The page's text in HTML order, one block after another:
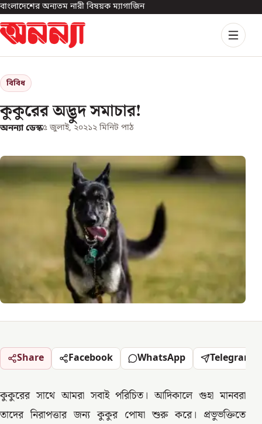
বাংলাদেশের অন্যতম নারী বিষয়ক ম্যাগাজিন
বিবিধ
কুকুরের অদ্ভুদ সমাচার!
অনন্যা ডেস্ক৫ জুলাই, ২০২১২ মিনিট পাঠ
Share Facebook WhatsApp Telegram
কুকুরের সাথে আমরা সবাই পরিচিত। আদিকালে গুহা মানবরা
তাদের নিরাপত্তার জন্য কুকুর পোষা শুরু করে। প্রভুভক্তিতে